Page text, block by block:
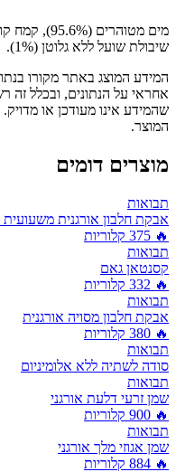
שיבולת שועל ללא גלוטן (1%).
המידע המוצג באתר מקורו
אחראי על הנתונים, ובכלל זה
שהמידע אינו מעודכן או
המוצר.
מוצרים דומים
תבואות
אבקת חלבון אורגנית
🔥
375 קלוריות
תבואות
קסנטאן גאם
🔥
332 קלוריות
תבואות
אבקת חלבון מסויה אורגנית
🔥
380 קלוריות
תבואות
סודה לשתיה ללא אלומיניום
תבואות
שמן זרעי דלעת אורגני
🔥
900 קלוריות
תבואות
שמן אגוזי מלך אורגני
🔥
884 קלוריות